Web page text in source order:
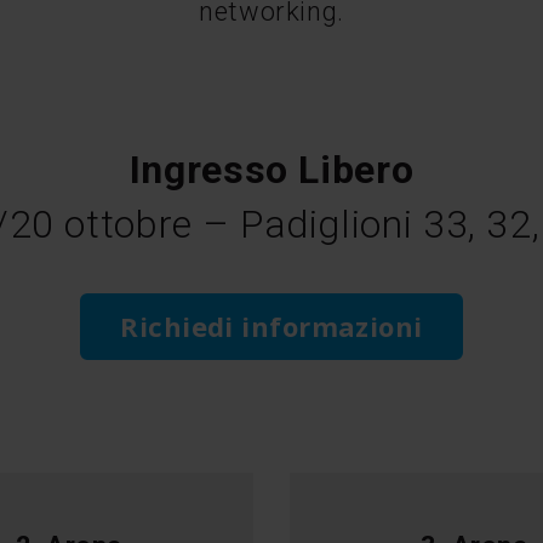
networking.
Ingresso Libero
ottobre – Padiglioni 33,
Richiedi informazioni